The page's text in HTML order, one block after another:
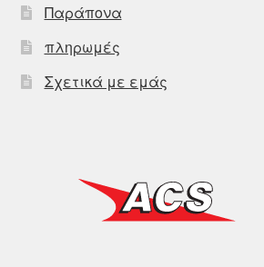
Παράπονα
πληρωμές
Σχετικά με εμάς